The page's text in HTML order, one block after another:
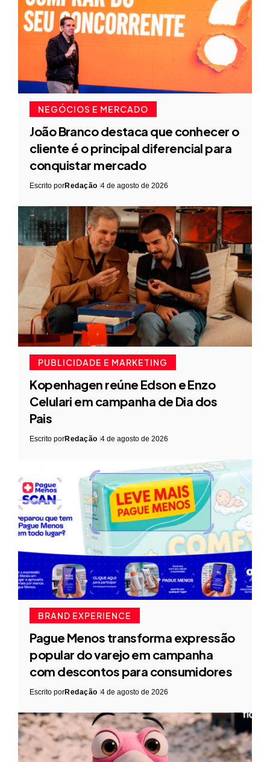
NEGÓCIOS E MERCADO
João Branco destaca que conhecer o
cliente é o principal diferencial para
conquistar mercado
Escrito porRedação 4 de agosto de 2026
PUBLICIDADE E MARKETING
Kopenhagen reúne Edson e Enzo
Celulari em campanha de Dia dos
Pais
Escrito porRedação 4 de agosto de 2026
BRAND EXPERIENCE
Pague Menos transforma expressão
popular do varejo em campanha
com descontos para consumidores
Escrito porRedação 4 de agosto de 2026